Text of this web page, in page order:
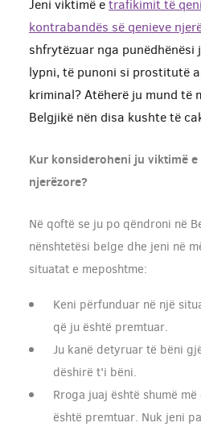
Jeni viktimë etrafikimit të
kontrabandës së qenieve
shfrytëzuar nga
lypni, të punoni si prostitutë
kriminal? Atëherë ju mund të
Belgjikë nën disa kushte të
Kur konsideroheni ju viktimë
njerëzore?
Në qoftë se ju po qëndroni në
nënshtetësi belge dhe jeni në
situatat e meposhtme:
Keni përfunduar në një
që ju është premtuar.
Ju kanë detyruar të bëni
dëshirë t’i bëni.
Rroga juaj është shumë
është premtuar. Nuk jeni